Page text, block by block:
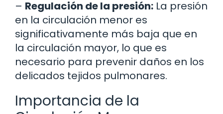
– Regulación de la presión: La presión
en la circulación menor es
significativamente más baja que en
la circulación mayor, lo que es
necesario para prevenir daños en los
delicados tejidos pulmonares.
Importancia de la